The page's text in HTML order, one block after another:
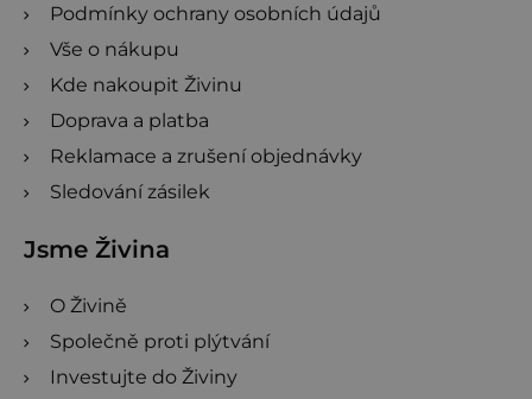
Podmínky ochrany osobních údajů
Vše o nákupu
Kde nakoupit Živinu
Doprava a platba
Reklamace a zrušení objednávky
Sledování zásilek
Jsme Živina
O Živině
Společně proti plýtvání
Investujte do Živiny